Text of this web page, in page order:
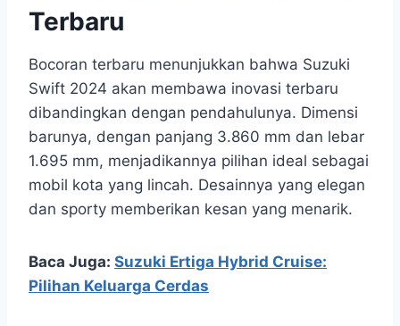
Terbaru
Bocoran terbaru menunjukkan bahwa Suzuki
Swift 2024 akan membawa inovasi terbaru
dibandingkan dengan pendahulunya. Dimensi
barunya, dengan panjang 3.860 mm dan lebar
1.695 mm, menjadikannya pilihan ideal sebagai
mobil kota yang lincah. Desainnya yang elegan
dan sporty memberikan kesan yang menarik.
Baca Juga: Suzuki Ertiga Hybrid Cruise:
Pilihan Keluarga Cerdas